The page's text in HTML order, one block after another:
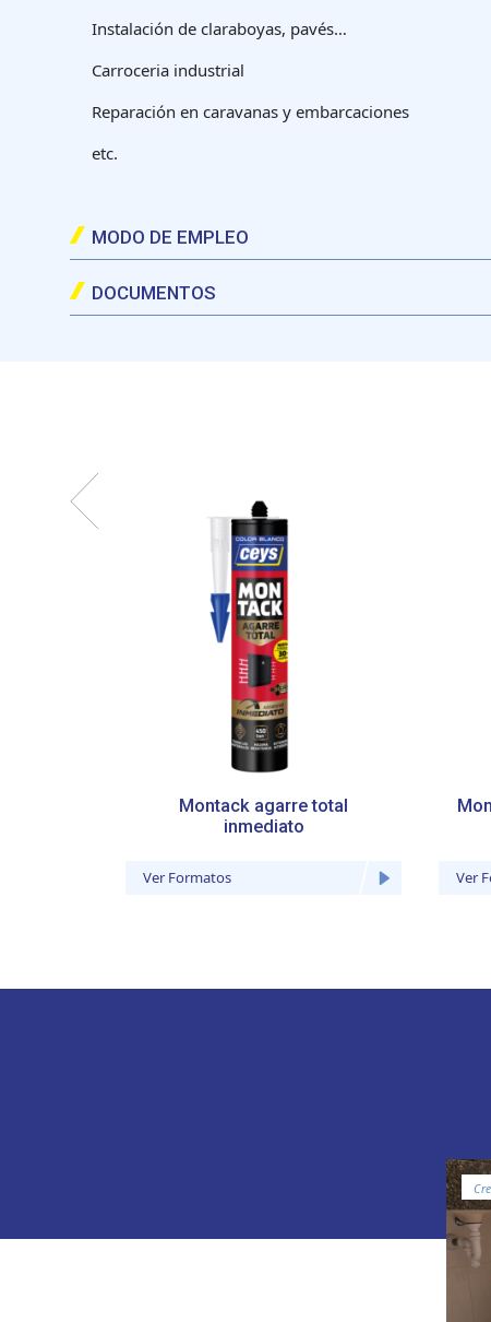
Instalación de claraboyas, pavés…
Carroceria industrial
Reparación en caravanas y embarcaciones
etc.
MODO DE EMPLEO
DOCUMENTOS
Montack agarre total
inmediato
Ver Formatos Ver